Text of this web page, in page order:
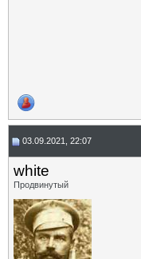
03.09.2021, 22:07
white
Продвинутый